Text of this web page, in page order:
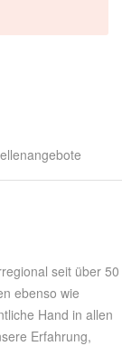
seit über 50
ebenso wie
Hand in allen
Erfahrung,